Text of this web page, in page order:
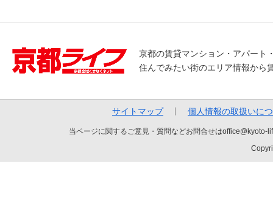
京都の賃貸マンション・アパート
住んでみたい街のエリア情報から
サイトマップ 個人情報の取扱いに
当ページに関するご意見・質問などお問合せは